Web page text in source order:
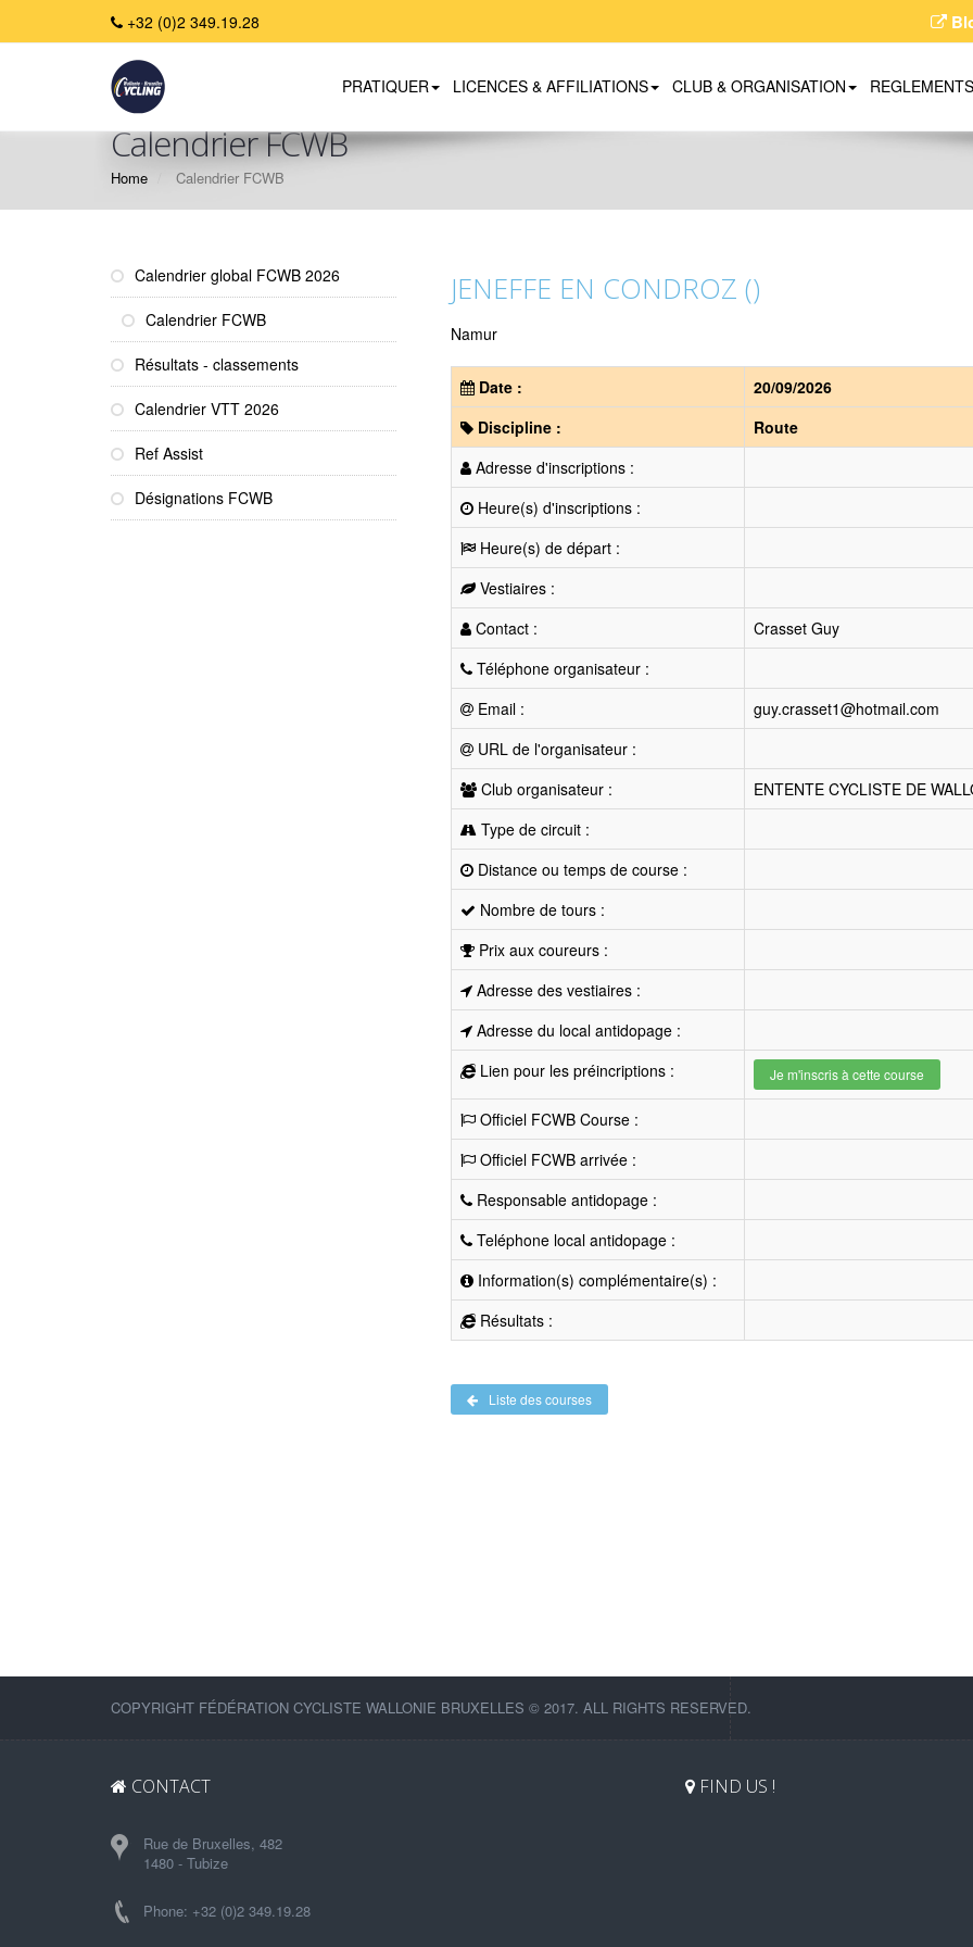
+32 (0)2 349.19.28
PRATIQUER LICENCES & AFFILIATIONS CLUB & ORGANISATION REGLEMENTS
Calendrier FCWB
Home Calendrier FCWB
Calendrier global FCWB 2026
Calendrier FCWB
Résultats - classements
Calendrier VTT 2026
Ref Assist
Désignations FCWB
JENEFFE EN CONDROZ ()
Namur
Date :
20/09/2026
Discipline :
Route
Adresse d'inscriptions :
Heure(s) d'inscriptions :
Heure(s) de départ :
Vestiaires :
Contact :
Crasset Guy
Téléphone organisateur :
Email :
guy.crasset1@hotmail.com
URL de l'organisateur :
Club organisateur :
ENTENTE CYCLISTE DE
Type de circuit :
Distance ou temps de course :
Nombre de tours :
Prix aux coureurs :
Adresse des vestiaires :
Adresse du local antidopage :
Lien pour les préincriptions :
Je m'inscris à cette course
Officiel FCWB Course :
Officiel FCWB arrivée :
Responsable antidopage :
Teléphone local antidopage :
Information(s) complémentaire(s) :
Résultats :
Liste des courses
COPYRIGHT FÉDÉRATION CYCLISTE WALLONIE BRUXELLES © 2017. ALL RIGHTS RESERVED.
CONTACT
Rue de Bruxelles, 482
1480 - Tubize
Phone: +32 (0)2 349.19.28
FIND US !